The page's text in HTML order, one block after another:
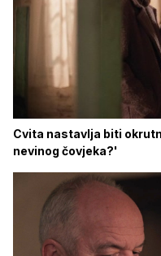
Cvita nastavlja biti
nevinog čovjeka?'